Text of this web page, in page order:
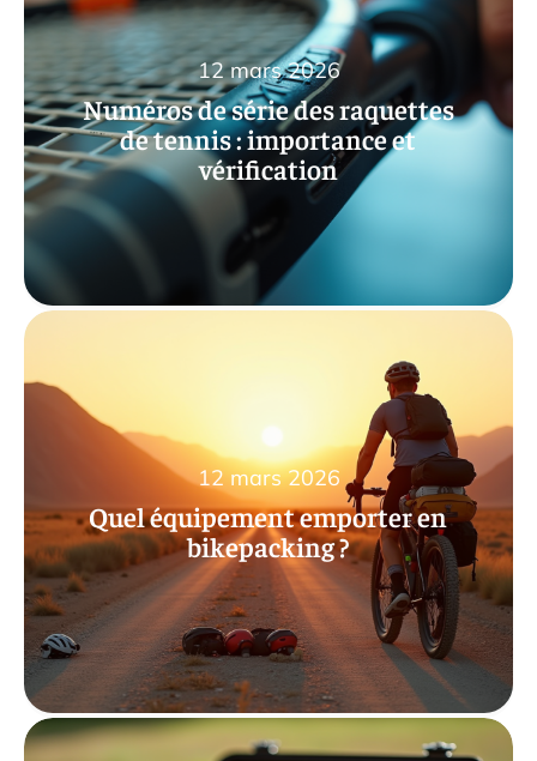
Numéros de série des raquettes
de tennis : importance et
vérification
12 mars 2026
Quel équipement emporter en
bikepacking ?
12 mars 2026